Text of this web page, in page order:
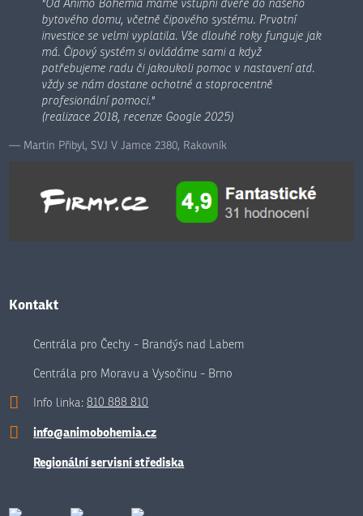
"Od Animo Bohemia máme vstupní dveře do našeho
bytového domu, včetně čipového systému. Prvotní
investice se velmi vyplatila. Vše dlouhé roky funguje jak
má. Čipový systém si ovládáme sami a když
potřebujeme radu či jakoukoli pomoc v nastavení atd.
vždy se nám dostane ochotné a stoprocentně
profesionální pomoci."
(realizace 2018, recenze Google 2025)
Martin Přibyl, SVJ V Jamce 2380, Rakovník
Kontakt
Centrála pro Čechy - Brandýs nad Labem
Centrála pro Moravu a Vysočinu - Brno
Info linka:810 888 810
info@animobohemia.cz
Regionální servisní střediska